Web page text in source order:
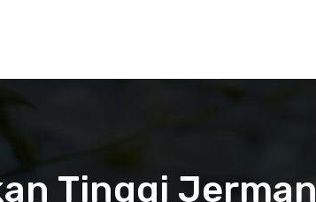
Tinggi Jerman